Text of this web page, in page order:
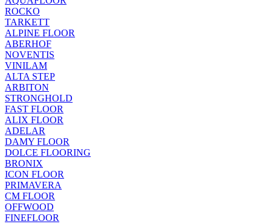
ROCKO
TARKETT
ALPINE FLOOR
ABERHOF
NOVENTIS
VINILAM
ALTA STEP
ARBITON
STRONGHOLD
FAST FLOOR
ALIX FLOOR
ADELAR
DAMY FLOOR
DOLCE FLOORING
BRONIX
ICON FLOOR
PRIMAVERA
CM FLOOR
OFFWOOD
FINEFLOOR